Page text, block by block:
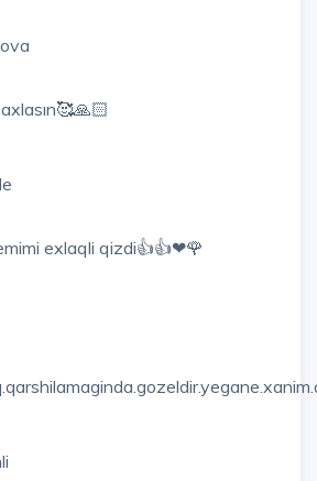
exlaqli qizdi👍👍❤🌹